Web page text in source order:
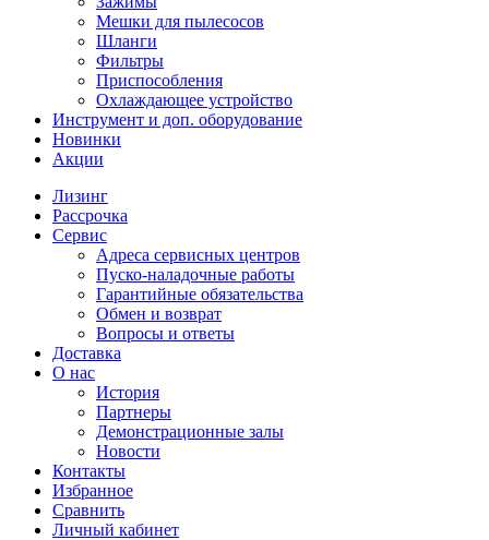
Мешки для пылесосов
Шланги
Фильтры
Приспособления
Охлаждающее устройство
Инструмент и доп. оборудование
Новинки
Акции
Лизинг
Рассрочка
Сервис
Адреса сервисных центров
Пуско-наладочные работы
Гарантийные обязательства
Обмен и возврат
Вопросы и ответы
Доставка
О нас
История
Партнеры
Демонстрационные залы
Новости
Контакты
Избранное
Сравнить
Личный кабинет